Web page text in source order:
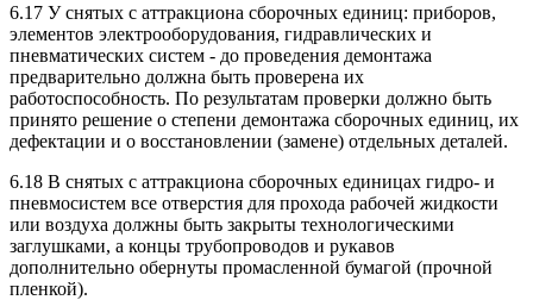
6.17 У снятых с аттракциона сборочных единиц: приборов,
элементов электрооборудования, гидравлических и
пневматических систем - до проведения демонтажа
предварительно должна быть проверена их
работоспособность. По результатам проверки должно быть
принято решение о степени демонтажа сборочных единиц, их
дефектации и о восстановлении (замене) отдельных деталей.
6.18 В снятых с аттракциона сборочных единицах гидро- и
пневмосистем все отверстия для прохода рабочей жидкости
или воздуха должны быть закрыты технологическими
заглушками, а концы трубопроводов и рукавов
дополнительно обернуты промасленной бумагой (прочной
пленкой).